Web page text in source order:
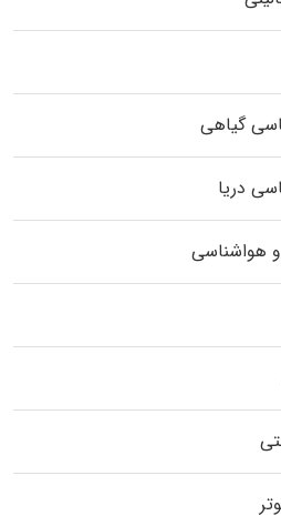
گیاهی
دریا
هواشناسی